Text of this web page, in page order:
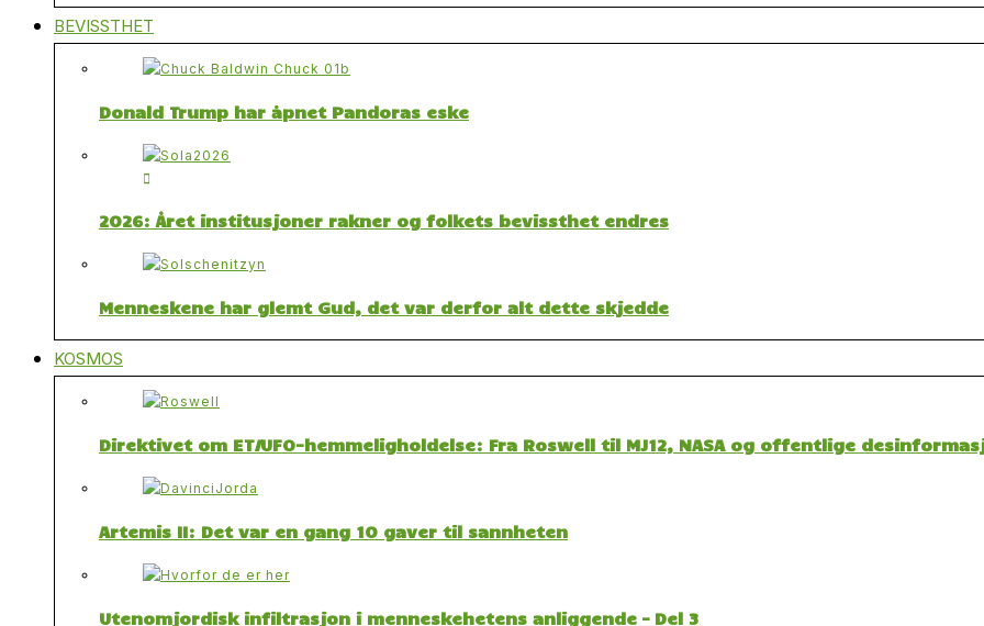
BEVISSTHET
Donald Trump har åpnet Pandoras eske
2026: Året institusjoner rakner og folkets bevissthet endres
Menneskene har glemt Gud, det var derfor alt dette skjedde
KOSMOS
Direktivet om ET/UFO-hemmeligholdelse: Fra Roswell til MJ12, NASA og offentlige
Artemis II: Det var en gang 10 gaver til sannheten
Utenomjordisk infiltrasjon i menneskehetens anliggende – Del 3